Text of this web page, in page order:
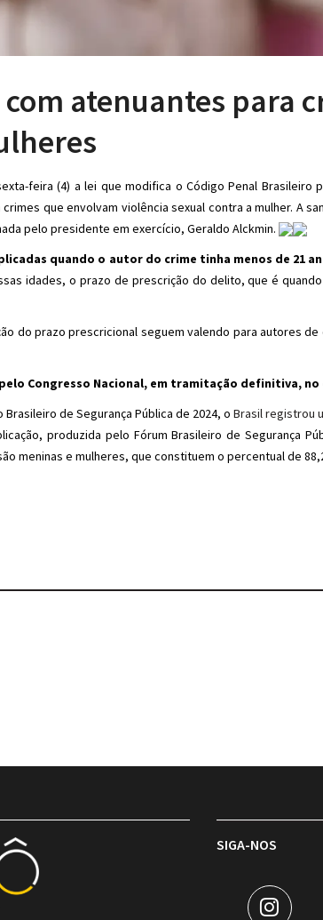
com atenuantes para
feira (4) a lei que modifica o Código Penal Brasileiro
que envolvam violência sexual contra a mulher. A
pelo presidente em exercício, Geraldo Alckmin.
quando o autor do crime tinha menos de 21
idades, o prazo de prescrição do delito, que é
do prazo prescricional seguem valendo para autores
Congresso Nacional, em tramitação definitiva, no
Brasileiro de Segurança Pública de 2024, o Brasil registrou
produzida pelo Fórum Brasileiro de Segurança
meninas e mulheres, que constituem o percentual de
SIGA-NOS